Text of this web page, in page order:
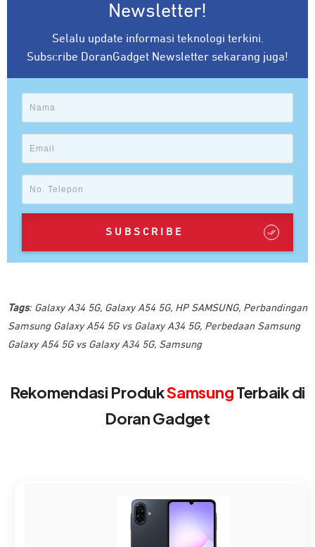
Newsletter!
Selalu update informasi teknologi terkini.
Subscribe DoranGadget Newsletter sekarang juga!
SUBSCRIBE
Tags: Galaxy A34 5G, Galaxy A54 5G, HP SAMSUNG, Perbandingan
Samsung Galaxy A54 5G vs Galaxy A34 5G, Perbedaan Samsung
Galaxy A54 5G vs Galaxy A34 5G, Samsung
Rekomendasi ProdukSamsungTerbaik di
Doran Gadget